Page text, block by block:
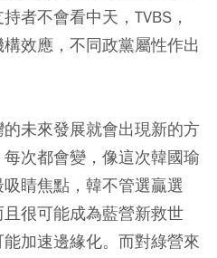
者不會看中天，TVBS，
效應，不同政黨屬性作出
未來發展就會出現新的方
次都會變，像這次韓國瑜
睛焦點，韓不管選贏選
很可能成為藍營新救世
加速邊緣化。而對綠營來